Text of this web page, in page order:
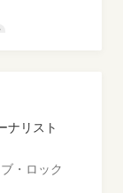
ナリスト
・ロック